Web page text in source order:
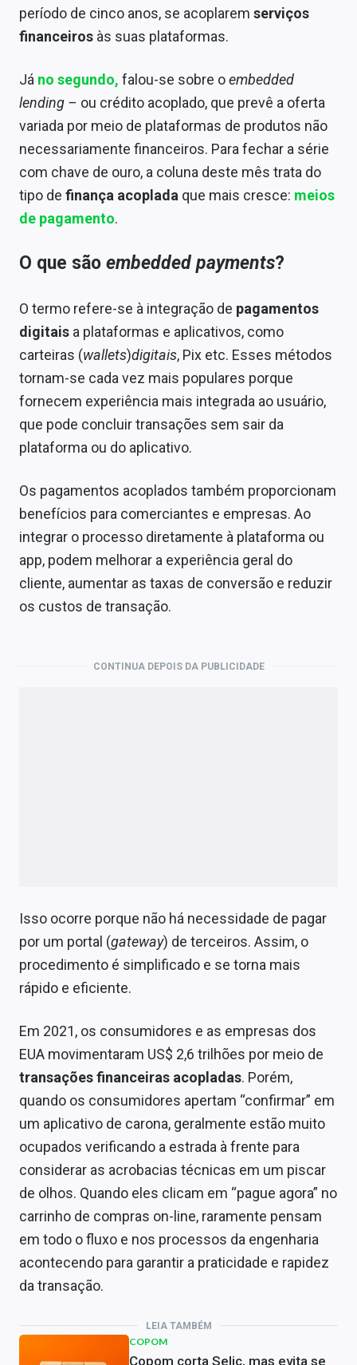
Expediente
período de cinco anos, se acoplarem serviços
financeiros às suas plataformas.
Já no segundo, falou-se sobre oembedded
lending – ou crédito acoplado, que prevê a oferta
variada por meio de plataformas de produtos não
necessariamente financeiros. Para fechar a série
com chave de ouro, a coluna deste mês trata do
tipo de finança acoplada que mais cresce: meios
de pagamento.
O que são embedded payments?
O termo refere-se à integração de pagamentos
digitais a plataformas e aplicativos, como
carteiras (wallets)digitais, Pix etc. Esses métodos
tornam-se cada vez mais populares porque
fornecem experiência mais integrada ao usuário,
que pode concluir transações sem sair da
plataforma ou do aplicativo.
Os pagamentos acoplados também proporcionam
benefícios para comerciantes e empresas. Ao
integrar o processo diretamente à plataforma ou
app, podem melhorar a experiência geral do
cliente, aumentar as taxas de conversão e reduzir
os custos de transação.
CONTINUA DEPOIS DA PUBLICIDADE
Isso ocorre porque não há necessidade de pagar
por um portal (gateway) de terceiros. Assim, o
procedimento é simplificado e se torna mais
rápido e eficiente.
Em 2021, os consumidores e as empresas dos
EUA movimentaram US$ 2,6 trilhões por meio de
transações financeiras acopladas. Porém,
quando os consumidores apertam “confirmar” em
um aplicativo de carona, geralmente estão muito
ocupados verificando a estrada à frente para
considerar as acrobacias técnicas em um piscar
de olhos. Quando eles clicam em “pague agora” no
carrinho de compras on-line, raramente pensam
em todo o fluxo e nos processos da engenharia
acontecendo para garantir a praticidade e rapidez
da transação.
LEIA TAMBÉM
COPOM
Copom corta Selic, mas evita se